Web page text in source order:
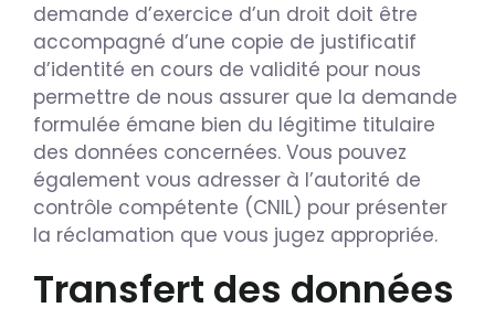
demande d’exercice d’un droit doit être
accompagné d’une copie de justificatif
d’identité en cours de validité pour nous
permettre de nous assurer que la demande
formulée émane bien du légitime titulaire
des données concernées. Vous pouvez
également vous adresser à l’autorité de
contrôle compétente (CNIL) pour présenter
la réclamation que vous jugez appropriée.
Transfert des données